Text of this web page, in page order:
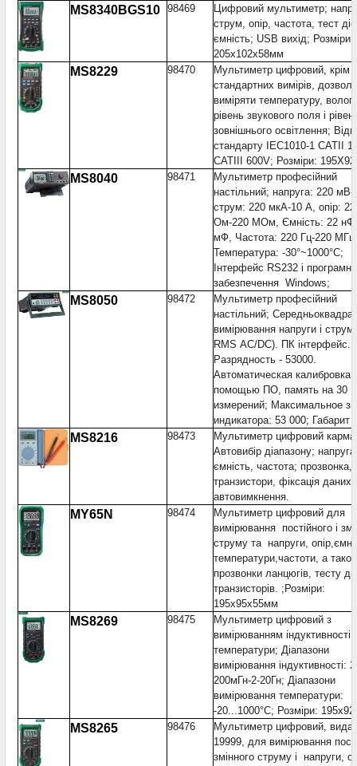
MS8340BGS10 98469
Цифровий мультиметр;
струм, опір, частота, тест
ємність; USB вихід; Розміри:
205x102x58мм
MS8229 98470
Мультиметр цифровий, крім
стандартних вимірів,
виміряти температуру,
рівень звукового поля і
зовнішнього освітлення;
стандарту IEC1010-1 CATII
CATIII 600V; Розміри:
MS8040 98471
Мультиметр професійний
настільний; напруга: 220
струм: 220 мкА-10 А, опір:
Ом-220 МОм, Ємність: 22
мФ, Частота: 220 Гц-220 МГц,
Температура: -30°~1000°C;
Інтерфейс RS232 і програмне
забезпечення Windows;
MS8050 98472
Мультиметр професійний
настільний;
вимірювання напруги і
RMS АС/DC). ПК інтерфейс.
Разрядность - 53000.
Автоматическая калибровка
помощью ПО, память на 30
измерений; Максимальное
индикатора: 53 000; Габарит
MS8216 98473
Мультиметр цифровий
Автовибір діапазону;
ємність, частота; прозвонка,
транзистори, фіксація даних,
автовимкнення.
MY65N 98474
Мультиметр цифровий для
вимірювання постійного і
струму та напруги,
температури,частоти, а
прозвонки ланцюгів, тесту
транзисторів. ;Розміри:
195x95x55мм
MS8269 98475
Мультиметр цифровий з
вимірюванням індуктивності і
температури; Діапазони
вимірювання індуктивності:
200мГн-2-20Гн; Діапазони
вимірювання температури:
-20...1000°C; Розміри:
MS8265 98476
Мультиметр цифровий,
19999, для вимірювання
змінного струму і напруги,